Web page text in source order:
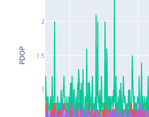
1
1.5
2
PDOP